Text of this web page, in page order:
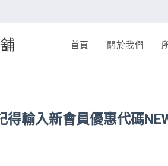
首頁 關於我們
得輸入新會員優惠代碼